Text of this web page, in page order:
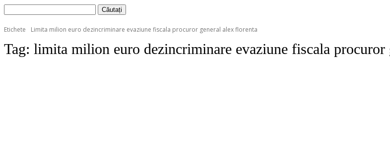
Etichete Limita milion euro dezincriminare evaziune fiscala procuror general alex florenta
Tag: limita milion euro dezincriminare evaziune fiscala procuror